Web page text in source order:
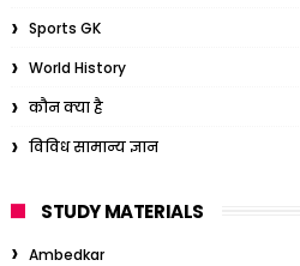
Sports GK
World History
कौन क्या है
विविध सामान्य ज्ञान
STUDY MATERIALS
Ambedkar